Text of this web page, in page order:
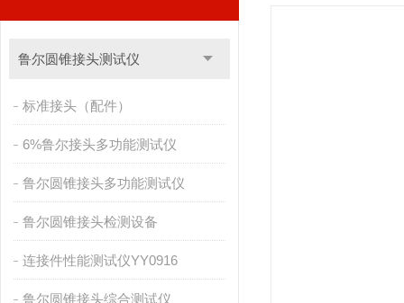
鲁尔圆锥接头测试仪
标准接头（配件）
6%鲁尔接头多功能测试仪
鲁尔圆锥接头多功能测试仪
鲁尔圆锥接头检测设备
连接件性能测试仪YY0916
鲁尔圆锥接头综合测试仪